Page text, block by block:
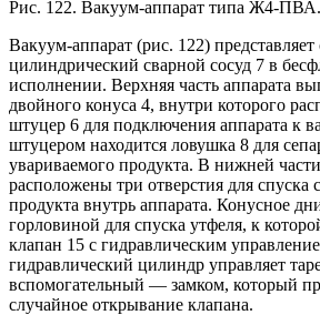
Рис. 122. Вакуум-аппарат типа Ж4-ПВА.
Вакуум-аппарат (рис. 122)
цилиндрический сварной сосуд 7 в
исполнении. Верхняя часть аппарата
двойного конуса 4, внутри которого
штуцер 6 для подключения аппарата к
штуцером находится ловушка 8 для
увариваемого продукта. В нижней
расположены три отверстия для спуска
продукта внутрь аппарата. Конусное
горловиной для спуска утфеля, к
клапан 15 с гидравлическим
гидравлический цилиндр управляет
вспомогательный — замком, который
случайное открывание клапана.